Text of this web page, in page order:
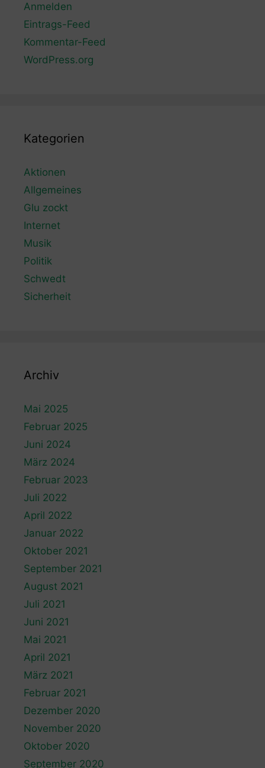
Anmelden
Eintrags-Feed
Kommentar-Feed
WordPress.org
Kategorien
Aktionen
Allgemeines
Glu zockt
Internet
Musik
Politik
Schwedt
Sicherheit
Archiv
Mai 2025
Februar 2025
Juni 2024
März 2024
Februar 2023
Juli 2022
April 2022
Januar 2022
Oktober 2021
September 2021
August 2021
Juli 2021
Juni 2021
Mai 2021
April 2021
März 2021
Februar 2021
Dezember 2020
November 2020
Oktober 2020
September 2020